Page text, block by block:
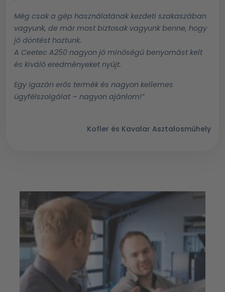
Még csak a gép használatának kezdeti szakaszában
vagyunk, de már most biztosak vagyunk benne, hogy
jó döntést hoztunk.
A Ceetec A250 nagyon jó minőségű benyomást kelt
és kiváló eredményeket nyújt.
Egy igazán erős termék és nagyon kellemes
ügyfélszolgálat – nagyon ajánlom!”
Kofler és Kavalar Asztalosműhely